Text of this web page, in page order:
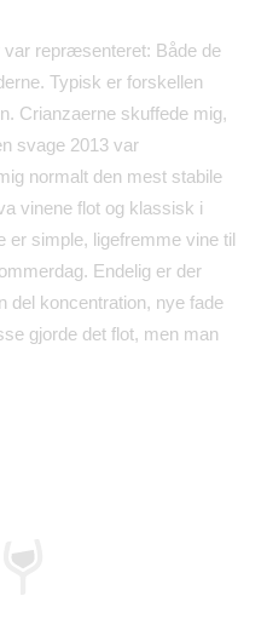
var repræsenteret: Både de
Typisk er forskellen
Crianzaerne skuffede mig,
svage 2013 var
normalt den mest stabile
vinene flot og klassisk i
er simple, ligefremme vine til
Endelig er der
del koncentration, nye fade
gjorde det flot, men man